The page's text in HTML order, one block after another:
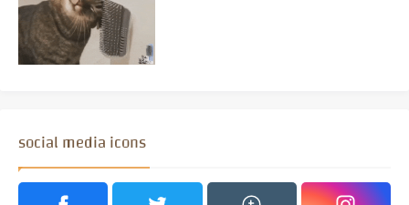
social media icons